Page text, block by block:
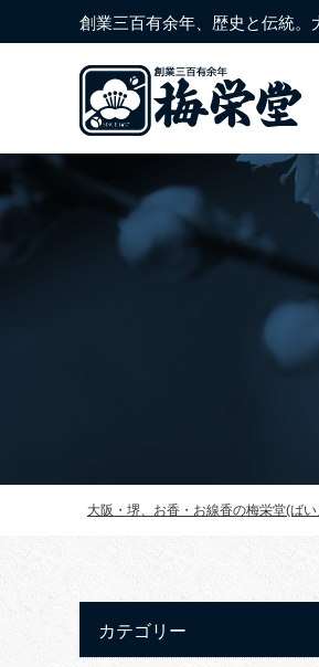
創業三百有余年、歴史と伝統
大阪・堺、お香・お線香の梅栄堂(ば
カテゴリー